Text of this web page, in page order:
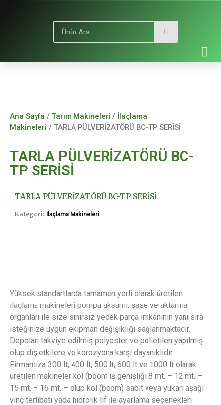
Ana Sayfa / Tarım Makineleri / İlaçlama
Makineleri / TARLA PÜLVERİZATÖRÜ BC-TP SERİSİ
TARLA PÜLVERİZATÖRÜ BC-
TP SERİSİ
TARLA PÜLVERİZATÖRÜ BC-TP SERİSİ
Kategori: İlaçlama Makineleri
Yüksek standartlarda tamamen yerli olarak üretilen
ilaçlama makineleri pompa aksamı, şase ve aktarma
organları ile size sınırsız yedek parça imkanının yanı sıra
isteğinize uygun ekipman değişikliği sağlanmaktadır.
Depoları takviye edilmiş polyester ve polietilen yapılmış
olup dış etkilere ve korozyona karşı dayanıklıdır.
Firmamıza 300 lt, 400 lt, 500 lt, 600 lt ve 1000 lt olarak
üretilen makineler kol (boom iş genişliği 8 mt. – 12 mt. –
15 mt. – 16 mt. – olup kol (boom) sabit veya yukarı aşağı
vinç tertibatı yada hidrolik lif ile ayarlama seçenekleri